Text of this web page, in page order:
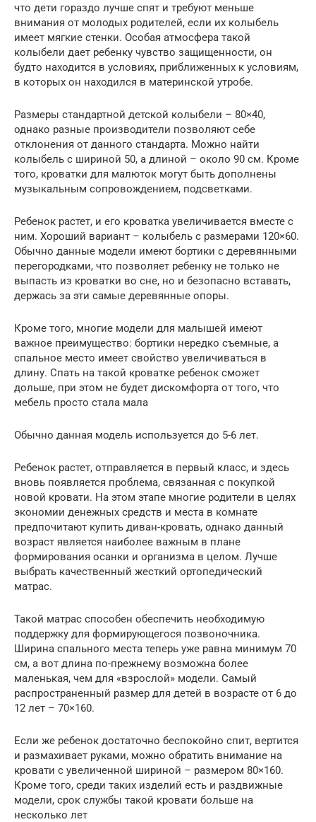
что дети гораздо лучше спят и требуют меньше
внимания от молодых родителей, если их колыбель
имеет мягкие стенки. Особая атмосфера такой
колыбели дает ребенку чувство защищенности, он
будто находится в условиях, приближенных к условиям,
в которых он находился в материнской утробе.
Размеры стандартной детской колыбели – 80×40,
однако разные производители позволяют себе
отклонения от данного стандарта. Можно найти
колыбель с шириной 50, а длиной – около 90 см. Кроме
того, кроватки для малюток могут быть дополнены
музыкальным сопровождением, подсветками.
Ребенок растет, и его кроватка увеличивается вместе с
ним. Хороший вариант – колыбель с размерами 120×60.
Обычно данные модели имеют бортики с деревянными
перегородками, что позволяет ребенку не только не
выпасть из кроватки во сне, но и безопасно вставать,
держась за эти самые деревянные опоры.
Кроме того, многие модели для малышей имеют
важное преимущество: бортики нередко съемные, а
спальное место имеет свойство увеличиваться в
длину. Спать на такой кроватке ребенок сможет
дольше, при этом не будет дискомфорта от того, что
мебель просто стала мала
Обычно данная модель используется до 5-6 лет.
Ребенок растет, отправляется в первый класс, и здесь
вновь появляется проблема, связанная с покупкой
новой кровати. На этом этапе многие родители в целях
экономии денежных средств и места в комнате
предпочитают купить диван-кровать, однако данный
возраст является наиболее важным в плане
формирования осанки и организма в целом. Лучше
выбрать качественный жесткий ортопедический
матрас.
Такой матрас способен обеспечить необходимую
поддержку для формирующегося позвоночника.
Ширина спального места теперь уже равна минимум 70
см, а вот длина по-прежнему возможна более
маленькая, чем для «взрослой» модели. Самый
распространенный размер для детей в возрасте от 6 до
12 лет – 70×160.
Если же ребенок достаточно беспокойно спит, вертится
и размахивает руками, можно обратить внимание на
кровати с увеличенной шириной – размером 80×160.
Кроме того, среди таких изделий есть и раздвижные
модели, срок службы такой кровати больше на
несколько лет